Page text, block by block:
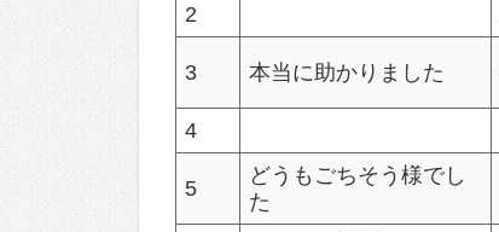
2
3 本当に助かりました
4
5
どうもごちそう様でし
た